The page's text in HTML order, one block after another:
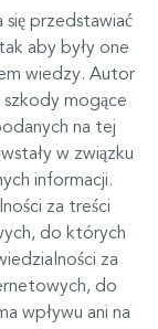
przedstawiać
aby były one
wiedzy. Autor
mogące
na tej
w związku
informacji.
za treści
do których
za
do
wpływu ani na